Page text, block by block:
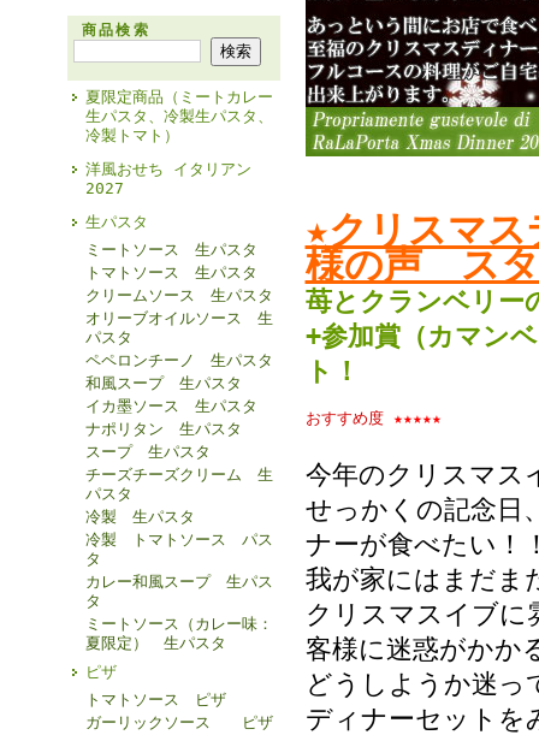
商品検索
夏限定商品（ミートカレー
生パスタ、冷製生パスタ、
冷製トマト）
洋風おせち イタリアン
2027
生パスタ
ミートソース 生パスタ
トマトソース 生パスタ
クリームソース 生パスタ
オリーブオイルソース 生
パスタ
ペペロンチーノ 生パスタ
和風スープ 生パスタ
イカ墨ソース 生パスタ
ナポリタン 生パスタ
スープ 生パスタ
チーズチーズクリーム 生
パスタ
冷製 生パスタ
冷製 トマトソース パス
タ
カレー和風スープ 生パス
タ
ミートソース（カレー味：
夏限定） 生パスタ
ピザ
トマトソース ピザ
ガーリックソース ピザ
★クリスマ
様の声 ス
苺とクランベリー
+参加賞（カマン
ト！
おすすめ度 ★★★★★
今年のクリスマス
せっかくの記念日
ナーが食べたい！
我が家にはまだま
クリスマスイブに
客様に迷惑がかか
どうしようか迷
ディナーセットを